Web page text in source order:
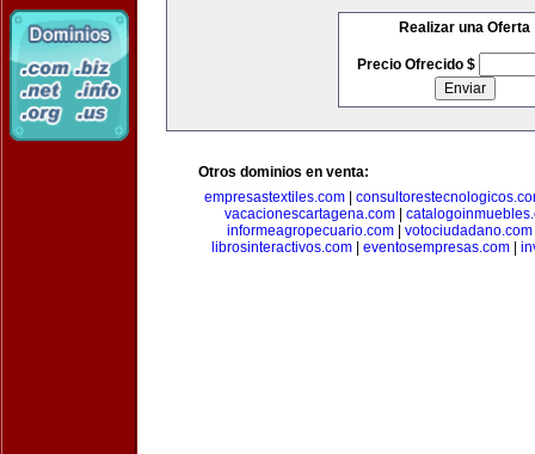
Realizar una Oferta
Precio Ofrecido $
Otros dominios en venta:
empresastextiles.com|
vacacionescartagena.com
informeagropecuario.com| votociudadano.com
librosinteractivos.com| eventosempresas.com|